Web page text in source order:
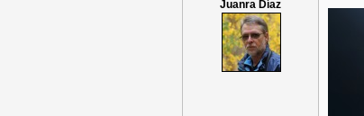
Juanra Díaz